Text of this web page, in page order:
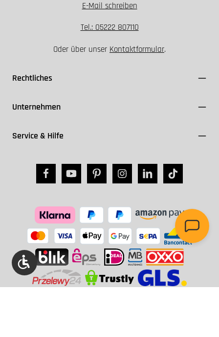
E-Mail schreiben
Tel.: 05222 807110
Oder über unser Kontaktformular.
Rechtliches
Unternehmen
Service & Hilfe
Werkzeugleiste anzeigen